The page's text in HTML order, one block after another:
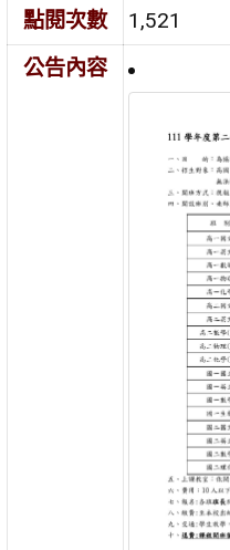
點閱次數
1,521
公告內容